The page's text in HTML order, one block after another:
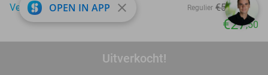
Uitverkocht!
Verkocht: 721
Regulier €54,45
€27,50
favorite_border
OPEN IN APP close